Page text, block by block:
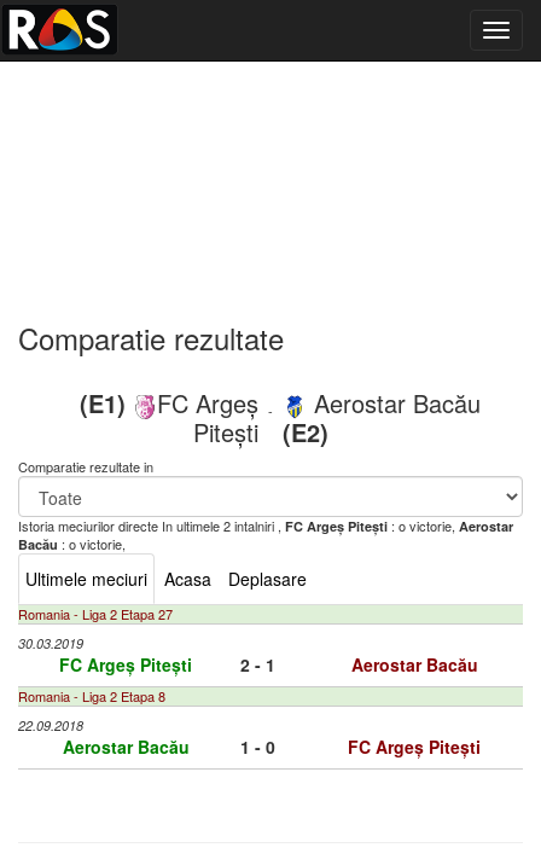
Comparatie rezultate
(E1)
FC Argeș
Pitești
-
Aerostar Bacău
(E2)
Comparatie rezultate in
Istoria meciurilor directe In ultimele 2 intalniri , FC Argeș Pitești : o victorie, Aerostar
Bacău : o victorie,
Ultimele meciuri Acasa Deplasare
Romania - Liga 2 Etapa 27
30.03.2019
FC Argeș Pitești 2 - 1 Aerostar Bacău
Romania - Liga 2 Etapa 8
22.09.2018
Aerostar Bacău 1 - 0 FC Argeș Pitești